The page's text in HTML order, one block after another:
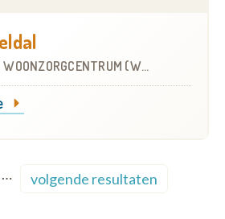
WOONZORGCENTRUM (WZC)
…
volgende resultaten